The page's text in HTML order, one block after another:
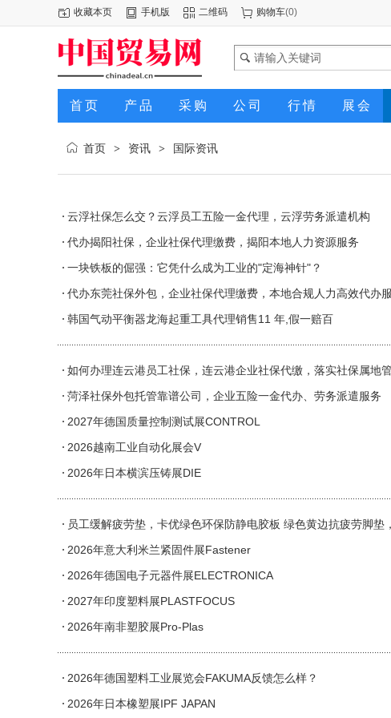
收藏本页 手机版 二维码 购物车(0)
首页 产品 采购 公司 行情 展会
首页 > 资讯 > 国际资讯
云浮社保怎么交？云浮员工五险一金代理，云浮劳务派遣机构
代办揭阳社保，企业社保代理缴费，揭阳本地人力资源服务
一块铁板的倔强：它凭什么成为工业的"定海神针"？
代办东莞社保外包，企业社保代理缴费，本地合规人力高效代办
韩国气动平衡器龙海起重工具代理销售11 年,假一赔百
如何办理连云港员工社保，连云港企业社保代缴，落实社保属地
菏泽社保外包托管靠谱公司，企业五险一金代办、劳务派遣服务
2027年德国质量控制测试展CONTROL
2026越南工业自动化展会V
2026年日本横滨压铸展DIE
员工缓解疲劳垫，卡优绿色环保防静电胶板 绿色黄边抗疲劳脚
2026年意大利米兰紧固件展Fastener
2026年德国电子元器件展ELECTRONICA
2027年印度塑料展PLASTFOCUS
2026年南非塑胶展Pro-Plas
2026年德国塑料工业展览会FAKUMA反馈怎么样？
2026年日本橡塑展IPF JAPAN